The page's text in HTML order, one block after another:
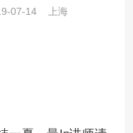
07-14 上海